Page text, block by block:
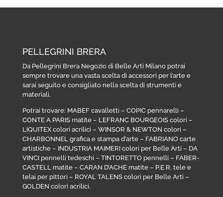
PELLEGRINI BRERA
Da Pellegrini Brera Negozio di Belle Arti Milano potrai
sempre trovare una vasta scelta di accessori per l’arte e
sarai seguito e consigliato nella scelta di strumenti e
materiali.
Potrai trovare: MABEF cavalletti – COPIC pennarelli –
CONTE A PARIS matite– LEFRANC BOURGEOIS colori –
LIQUITEX colori acrilici – WINSOR & NEWTON colori –
CHARBONNEL grafica e stampa d’arte– FABRIANO carte
artistiche– INDUSTRIA MAIMERI colori per Belle Arti – DA
VINCI pennelli tedeschi – TINTORETTO pennelli – FABER-
CASTELL matite– CARAN D’ACHE matite– P.E.R. tele e
telai per pittori – ROYAL TALENS colori per Belle Arti –
GOLDEN colori acrilici.